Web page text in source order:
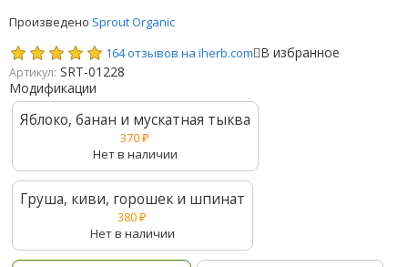
Произведено Sprout Organic
164 отзывов на iherb.com В избранное
Артикул: SRT-01228
Модификации
Яблоко, банан и мускатная тыква
370₽
Нет в наличии
Груша, киви, горошек и шпинат
380₽
Нет в наличии